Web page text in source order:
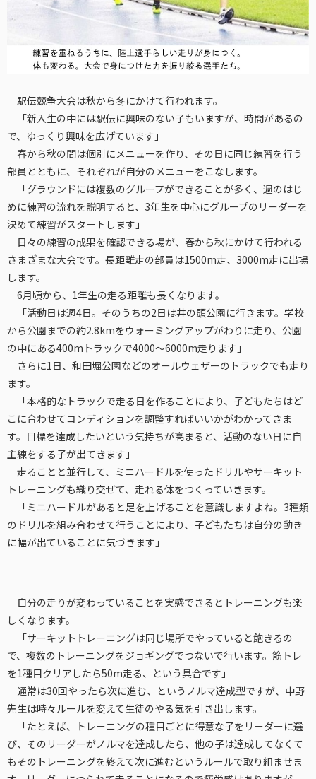
駅伝競争大会は秋から冬にかけて行われます。
「新入生の中には駅伝に興味のない子もいますが、時間があるの
で、ゆっくり興味を広げています」
春から秋の間は個別にメニューを作り、その日に同じ練習を行う
部員とともに、それぞれが自分のメニューをこなします。
「グラウンドには複数のグループができることが多く、週のはじ
めに練習の流れを説明すると、3年生を中心にグループのリーダーを
決めて練習がスタートします」
日々の練習の成果を確認できる場が、春から秋にかけて行われる
さまざまな大会です。長距離走の部員は1500m走、3000m走に出場
します。
6月頃から、1年生の走る距離も長くなります。
「活動日は週4日。そのうちの2日は井の頭公園に行きます。学校
から公園までの約2.8kmをウォーミングアップがわりに走り、公園
の中にある400mトラックで4000〜6000m走ります」
さらに1日、和田堀公園などのオールウェザーのトラックでも走り
ます。
「本格的なトラックで走る日を作ることにより、子どもたちはど
こに合わせてコンディションを調整すればいいかがわかってきま
す。目標を達成したいという気持ちが高まると、活動のない日に自
主練をする子が出てきます」
走ることと並行して、ミニハードルを使ったドリルやサーキット
トレーニングも織り交ぜて、走れる体をつくっていきます。
「ミニハードルがあると足を上げることを意識しますよね。3種類
のドリルを組み合わせて行うことにより、子どもたちは自分の動き
に幅が出ていることに気づきます」
自分の走りが変わっていることを実感できるとトレーニングも楽
しくなります。
「サーキットトレーニングは同じ場所でやっていると飽きるの
で、複数のトレーニングをジョギングでつないで行います。筋トレ
を1種目クリアしたら50m走る、という具合です」
通常は30回やったら次に進む、というノルマ達成型ですが、中野
先生は時々ルールを変えて生徒のやる気を引き出します。
「たとえば、トレーニングの種目ごとに得意な子をリーダーに選
び、そのリーダーがノルマを達成したら、他の子は達成してなくて
もそのトレーニングを終えて次に進むというルールで取り組ませま